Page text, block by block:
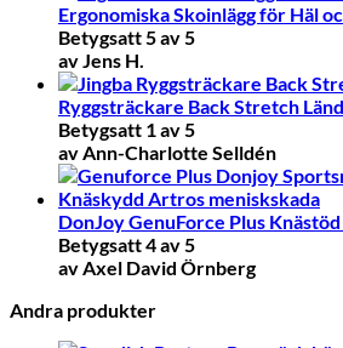
Ergonomiska Skoinlägg för Häl
Betygsatt 5av 5
av Jens H.
Ryggsträckare Back Stretch
Betygsatt 1 av 5
av Ann-Charlotte Selldén
DonJoy GenuForce Plus
Betygsatt4av 5
av Axel David Örnberg
Andra produkter